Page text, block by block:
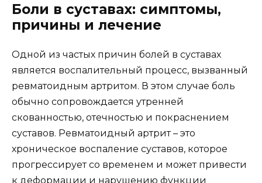
Боли в суставах: симптомы,
причины и лечение
Одной из частых причин болей в суставах
является воспалительный процесс, вызванный
ревматоидным артритом. В этом случае боль
обычно сопровождается утренней
скованностью, отечностью и покраснением
суставов. Ревматоидный артрит – это
хроническое воспаление суставов, которое
прогрессирует со временем и может привести
к деформации и нарушению функции